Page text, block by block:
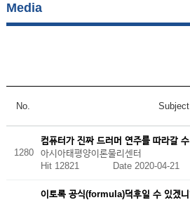
Media
No. Subject
1280
컴퓨터가 진짜 드러머 연주를 따라갈
아시아태평양이론물리센터
Hit 12821 Date 2020-04-21
이토록 공식(formula)덕후일 수 있겠